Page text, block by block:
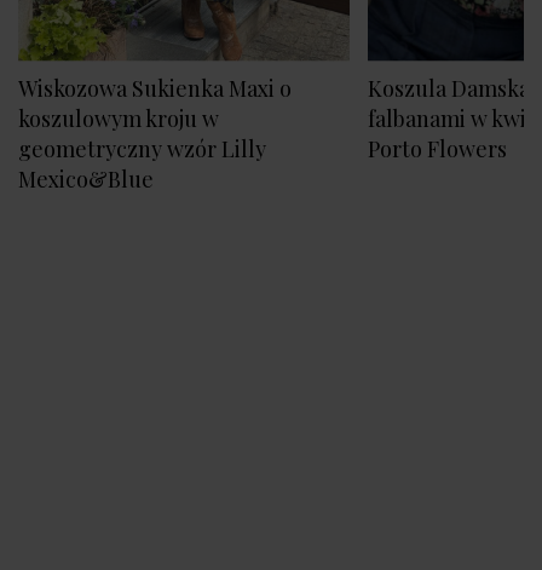
Wiskozowa Sukienka Maxi o
koszulowym kroju w
geometryczny wzór Lilly
Mexico&Blue
Koszula Damska
falbanami w
Porto Flowers